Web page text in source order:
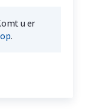
u er
.